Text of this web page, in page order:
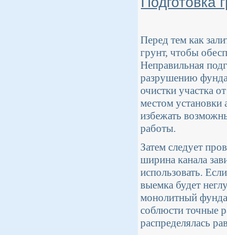
Перед тем как
грунт, чтобы
Неправильная
разрушению
очистки участка
местом установки
избежать
работы.
Затем следует
ширина канала
использовать.
выемка будет
монолитный
соблюсти точные
распределялась